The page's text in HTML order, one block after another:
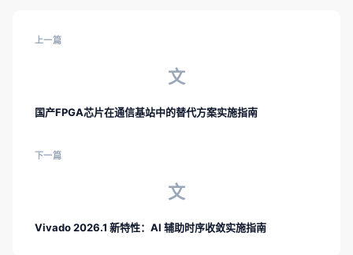
上一篇
文
国产FPGA芯片在通信基站中的替代方案实施指南
下一篇
文
Vivado 2026.1 新特性：AI 辅助时序收敛实施指南